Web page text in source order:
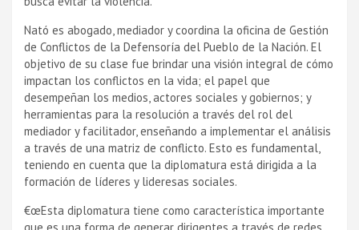
Nató es abogado, mediador y coordina la oficina de Gestión
de Conflictos de la Defensorí­a del Pueblo de la Nación. El
objetivo de su clase fue brindar una visión integral de cómo
impactan los conflictos en la vida; el papel que
desempeñan los medios, actores sociales y gobiernos; y
herramientas para la resolución a través del rol del
mediador y facilitador, enseñando a implementar el análisis
a través de una matriz de conflicto. Esto es fundamental,
teniendo en cuenta que la diplomatura está dirigida a la
formación de lí­deres y lideresas sociales.
€œEsta diplomatura tiene como caracterí­stica importante